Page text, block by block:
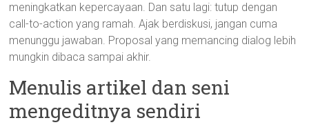
meningkatkan kepercayaan. Dan satu lagi: tutup dengan
call-to-action yang ramah. Ajak berdiskusi, jangan cuma
menunggu jawaban. Proposal yang memancing dialog lebih
mungkin dibaca sampai akhir.
Menulis artikel dan seni
mengeditnya sendiri